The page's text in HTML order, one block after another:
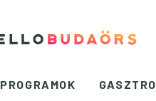
PROGRAMOK GASZTRO